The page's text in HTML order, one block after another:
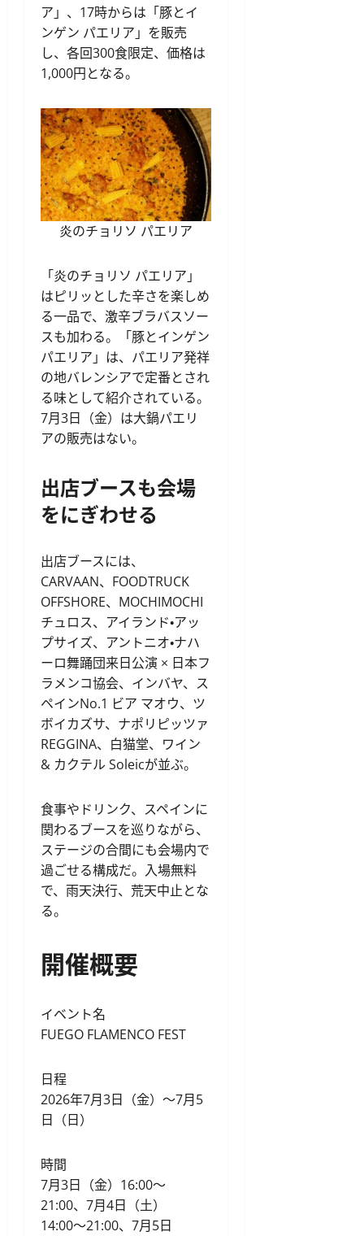
ア」、17時からは「豚とイ
ンゲン パエリア」を販売
し、各回300食限定、価格は
1,000円となる。
炎のチョリソ パエリア
「炎のチョリソ パエリア」
はピリッとした辛さを楽しめ
る一品で、激辛ブラバスソー
スも加わる。「豚とインゲン
パエリア」は、パエリア発祥
の地バレンシアで定番とされ
る味として紹介されている。
7月3日（金）は大鍋パエリ
アの販売はない。
出店ブースも会場
をにぎわせる
出店ブースには、
CARVAAN、FOODTRUCK
OFFSHORE、MOCHIMOCHI
チュロス、アイランド・アッ
プサイズ、アントニオ・ナハ
ーロ舞踊団来日公演 × 日本フ
ラメンコ協会、インバヤ、ス
ペインNo.1 ビア マオウ、ツ
ボイカズサ、ナポリピッツァ
REGGINA、白猫堂、ワイン
& カクテル Soleicが並ぶ。
食事やドリンク、スペインに
関わるブースを巡りながら、
ステージの合間にも会場内で
過ごせる構成だ。入場無料
で、雨天決行、荒天中止とな
る。
開催概要
イベント名
FUEGO FLAMENCO FEST
日程
2026年7月3日（金）〜7月5
日（日）
時間
7月3日（金）16:00〜
21:00、7月4日（土）
14:00〜21:00、7月5日